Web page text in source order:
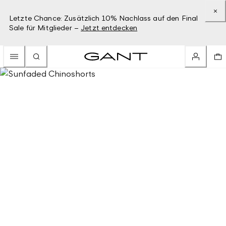
Letzte Chance: Zusätzlich 10% Nachlass auf den Final
Sale für Mitglieder – Jetzt entdecken